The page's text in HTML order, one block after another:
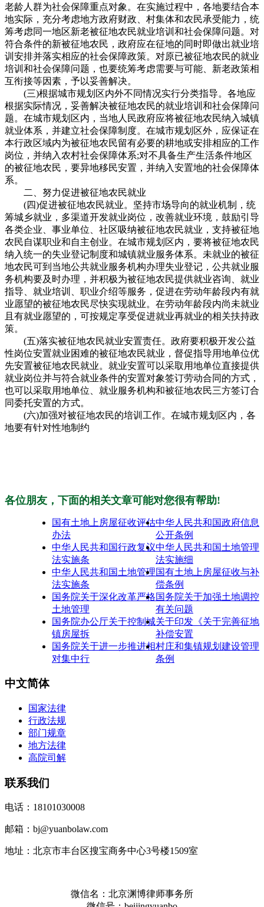
老龄人群为社会保障重点对象。在实施过程中，各地要结合本
地实际，充分考虑地方政府财政、村集体和农民承受能力，统
筹考虑同一地区新老被征地农民就业培训和社会保障问题。对
符合条件的新被征地农民，政府应在征地的同时即做出就业培
训安排并落实相应的社会保障政策。对原已被征地农民的就业
培训和社会保障问题，也要统筹考虑需要与可能、新老政策相
互衔接等因素，予以妥善解决。
(三)根据城市规划区内外不同情况实行分类指导。各地应
根据实际情况，妥善解决被征地农民的就业培训和社会保障问
题。在城市规划区内，当地人民政府应将被征地农民纳入城镇
就业体系，并建立社会保障制度。在城市规划区外，应保证在
本行政区域内为被征地农民留有必要的耕地或安排相应的工作
岗位，并纳入农村社会保障体系;对不具备生产生活条件地区
的被征地农民，要异地移民安置，并纳入安置地的社会保障体
系。
二、努力促进被征地农民就业
(四)促进被征地农民就业。坚持市场导向的就业机制，统
筹城乡就业，多渠道开发就业岗位，改善就业环境，鼓励引导
各类企业、事业单位、社区吸纳被征地农民就业，支持被征地
农民自谋职业和自主创业。在城市规划区内，要将被征地农民
纳入统一的失业登记制度和城镇就业服务体系。未就业的被征
地农民可到当地公共就业服务机构办理失业登记，公共就业服
务机构要及时办理，并积极为被征地农民提供就业咨询、就业
指导、就业培训、职业介绍等服务，促进在劳动年龄段内有就
业愿望的被征地农民尽快实现就业。在劳动年龄段内尚未就业
且有就业愿望的，可按规定享受促进就业再就业的相关扶持政
策。
(五)落实被征地农民就业安置责任。政府要积极开发公益
性岗位安置就业困难的被征地农民就业，督促指导用地单位优
先安置被征地农民就业。就业安置可以采取用地单位直接提供
就业岗位并与符合就业条件的安置对象签订劳动合同的方式，
也可以采取用地单位、就业服务机构和被征地农民三方签订合
同委托安置的方式。
(六)加强对被征地农民的培训工作。在城市规划区内，各
地要有针对性地制约
各位朋友，下面的相关文章可能对您很有帮助!
国有土地上房屋征收评估
办法
中华人民共和国政府信息
公开条例
中华人民共和国行政复议
法实施条
中华人民共和国土地管理
法实施细
中华人民共和国土地管理
法实施条
国有土地上房屋征收与补
偿条例
国务院关于深化改革严格
土地管理
国务院关于加强土地调控
有关问题
国务院办公厅关于控制城
镇房屋拆
关于印发《关于完善征地
补偿安置
国务院关于进一步推进相
对集中行
村庄和集镇规划建设管理
条例
中文简体
国家法律
行政法规
部门规章
地方法律
高院司解
联系我们
电话：18101030008
邮箱：bj@yuanbolaw.com
地址：北京市丰台区搜宝商务中心3号楼1509室
微信名：北京渊博律师事务所